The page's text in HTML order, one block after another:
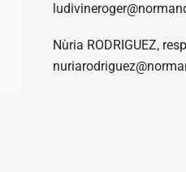
Nùria RODRIGUEZ, r